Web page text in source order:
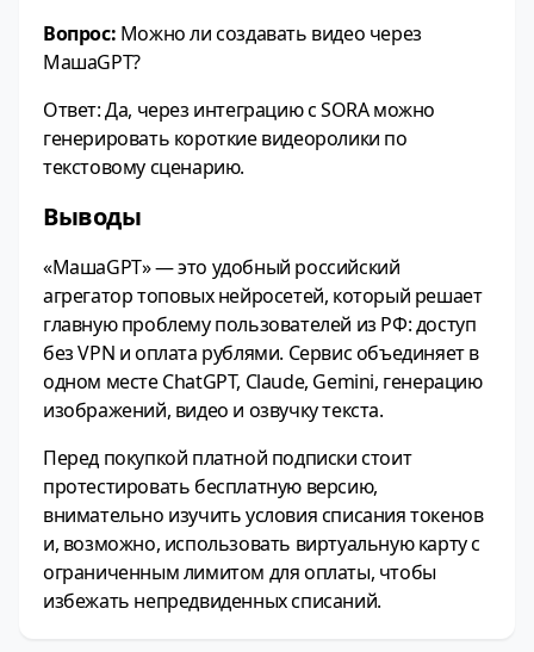
Вопрос: Можно ли создавать видео через
МашаGPT?
Ответ: Да, через интеграцию с SORA можно
генерировать короткие видеоролики по
текстовому сценарию.
Выводы
«МашаGPT» — это удобный российский
агрегатор топовых нейросетей, который решает
главную проблему пользователей из РФ: доступ
без VPN и оплата рублями. Сервис объединяет в
одном месте ChatGPT, Claude, Gemini, генерацию
изображений, видео и озвучку текста.
Перед покупкой платной подписки стоит
протестировать бесплатную версию,
внимательно изучить условия списания токенов
и, возможно, использовать виртуальную карту с
ограниченным лимитом для оплаты, чтобы
избежать непредвиденных списаний.